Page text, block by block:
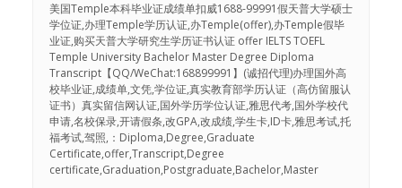
美国Temple本科毕业证成绩单扣威1688-99991假天普大学硕士
学位证,办理Temple学历认证,办Temple(offer),办Temple假毕
业证,购买天普大学研究生学历证书认证 offer IELTS TOEFL
Temple University Bachelor Master Degree Diploma
Transcript【QQ/WeChat:168899991】(诚招代理)办理国外高
校毕业证,成绩单,文凭,学位证,真实教育部学历认证（高仿留服认
证书）真实留信网认证,国外学历学位认证,雅思代考,国外学校代
申请,名校保录,开请假条,改GPA,改成绩,学生卡,ID卡,雅思考试,托
福考试,驾照,：Diploma,Degree,Graduate
Certificate,offer,Transcript,Degree
certificate,Graduation,Postgraduate,Bachelor,Master